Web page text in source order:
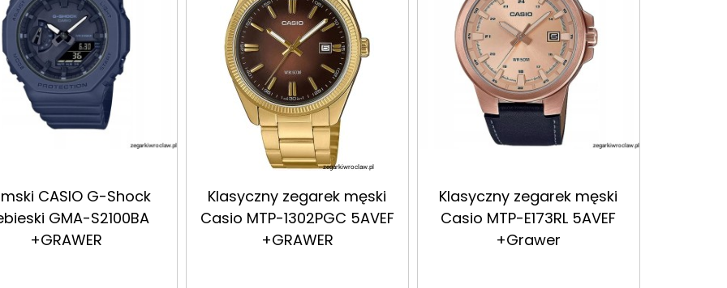
CASIO G-Shock
GMA-S2100BA
+GRAWER
Klasyczny zegarek męski
Casio MTP-1302PGC 5AVEF
+GRAWER
Klasyczny zegarek męski
Casio MTP-E173RL 5AVEF
+Grawer